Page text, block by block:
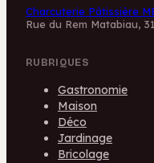
Charcuterie Pâtissière
Rue du Rem Matabiau,
RUBRIQUES
Gastronomie
Maison
Déco
Jardinage
Bricolage